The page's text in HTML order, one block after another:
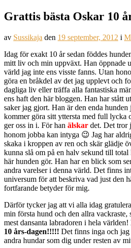
Grattis bästa Oskar 10
av Sussikaja den 19 september, 2012 i
Idag för exakt 10 år sedan föddes
mitt liv och min uppväxt. Han öppnade
värld jag inte ens visste fanns. Utan
göra en bråkdel av det jag upplevt och
dagliga liv eller träffa alla fantastiska
ens haft den här bloggen. Han har stått
saker jag gjort. Han är den enda
kommer göra sitt yttersta med full lycka
ger oss in i. För han älskar det. Det tror
honom jobba kan intyga 😉 Jag har
skaka i kroppen av ren och skär glädje
kunna slå om på en halv sekund till total
här hunden gör. Han har en blick som
andra varelser i denna värld. Det finns
universum för att beskriva vad just den
fortfarande betyder för mig.
Därför tycker jag att vi alla idag
min första hund och den allra vackraste,
mest dansanta labradoren i hela världen!
10 års-dagen!!!!! Det finns inga och
andra hundar som dig under resten av